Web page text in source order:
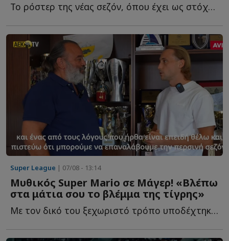
Το ρόστερ της νέας σεζόν, όπου έχει ως στόχο την άμεση ε...
Super League | 07/08 - 13:14
Μυθικός Super Mario σε Μάγερ! «Βλέπω
στα μάτια σου το βλέμμα της τίγρης»
Με τον δικό του ξεχωριστό τρόπο υποδέχτηκε ο ιδιοκτήτης τ...